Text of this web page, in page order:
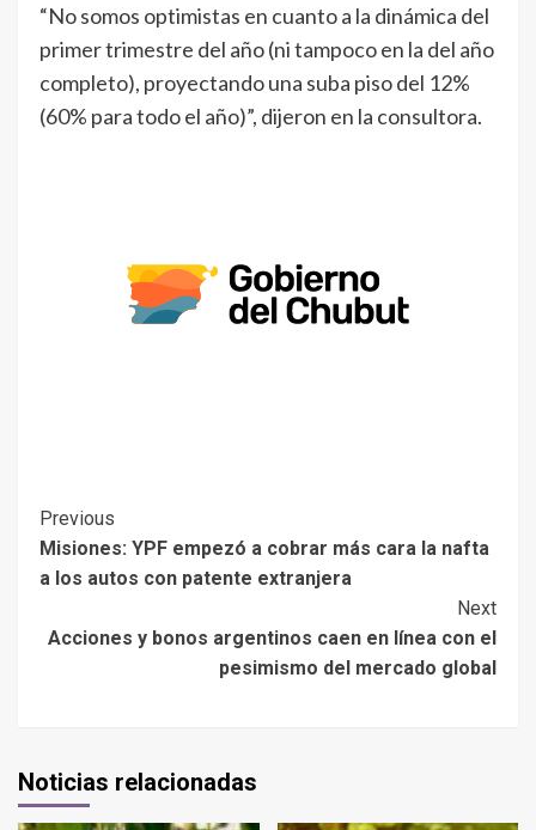
“No somos optimistas en cuanto a la dinámica del
primer trimestre del año (ni tampoco en la del año
completo), proyectando una suba piso del 12%
(60% para todo el año)”, dijeron en la consultora.
Previous
Misiones: YPF empezó a cobrar más cara la nafta
a los autos con patente extranjera
Next
Acciones y bonos argentinos caen en línea con el
pesimismo del mercado global
Noticias relacionadas